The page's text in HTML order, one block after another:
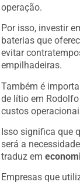
operação.
Por isso, investir
baterias que
evitar
empilhadeiras.
Também é
de lítio em
custos
Isso significa que
será a
traduz em
Empresas que